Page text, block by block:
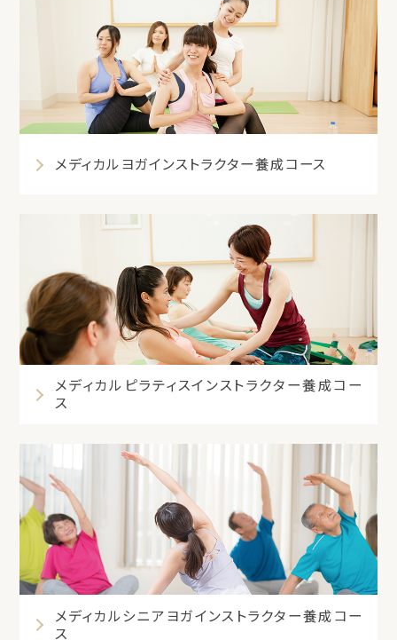
メディカルヨガインストラクター養成コース
メディカルピラティスインストラクター養成コー
ス
メディカルシニアヨガインストラクター養成コー
ス